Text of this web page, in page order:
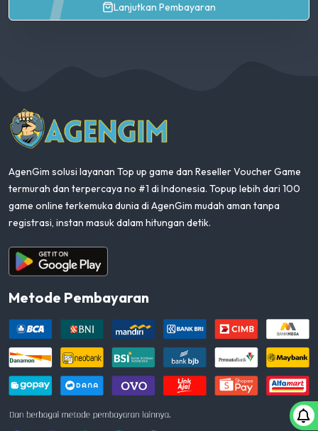
Lanjutkan Pembayaran
AgenGim
AgenGim solusi layanan Top up game dan Reseller Voucher Game
termurah dan terpercaya no #1 di Indonesia. Topup lebih dari 100
game online terkemuka dunia di AgenGim mudah aman tanpa
registrasi, instan masuk dalam hitungan detik.
Aplikasi Android
Metode Pembayaran